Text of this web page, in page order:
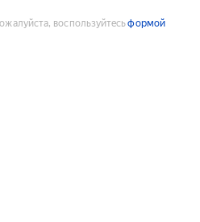
воспользуйтесьформой